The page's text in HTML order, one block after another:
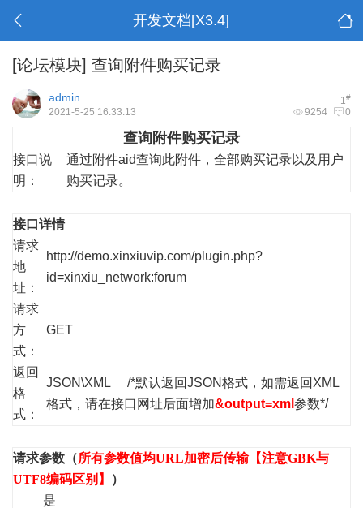
开发文档[X3.4]
[论坛模块] 查询附件购买记录
1#
admin
9254 0
2021-5-25 16:33:13
查询附件购买记录
接口说
明：
通过附件aid查询此附件，全部购买记录以及用户
购买记录。
接口详情
请求
地
址：
http://demo.xinxiuvip.com/plugin.php?
id=xinxiu_network:forum
请求
方
式：
GET
返回
格
式：
JSON\XML /*默认返回JSON格式，如需返回XML
格式，请在接口网址后面增加&output=xml 参数*/
请求参数（所有参数值均URL加密后传输【注意GBK与
UTF8编码区别】
）
是